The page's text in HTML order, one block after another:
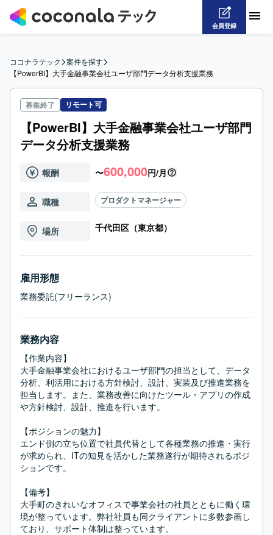
会員登録
ココナラテック>案件を探す>
【PowerBI】大手金融事業会社ユーザ部門データ分析支援業務
募集終了 リモート可
【PowerBI】大手金融事業会社ユーザ部門
データ分析支援業務
報酬 〜600,000円/月
職種 プロダクトマネージャー
場所 千代田区（東京都）
雇用形態
業務委託(フリーランス)
業務内容
【作業内容】
大手金融事業会社におけるユーザ部門の担当として、データ
分析、利活用における方針検討、設計、実装及び推進業務を
担当します。また、業務改善に向けたツール・アプリの作成
や方針検討、設計、推進を行います。
【ポジションの魅力】
エンド側の立ち位置で社員代替として各種業務の推進・実行
が求められ、ITの知見を活かした業務遂行が期待されるポジ
ションです。
【備考】
大手町のきれいなオフィスで事業会社の社員とともに働く環
境が整っています。弊社社員も同クライアントに多数参画し
ており、サポート体制は整っています。